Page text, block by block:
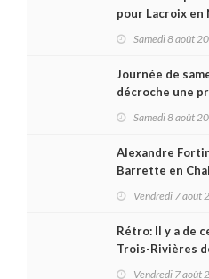
pour Lacroix en
Samedi 8 août
Journée de
décroche une
Samedi 8 août
Alexandre
Barrette en
Vendredi 7 août
Rétro: Il y a de
Trois-Rivières
Vendredi 7 août